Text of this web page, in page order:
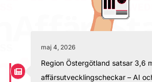
maj 4, 2026
Region Östergötland satsar 3,6
affärsutvecklingscheckar – AI